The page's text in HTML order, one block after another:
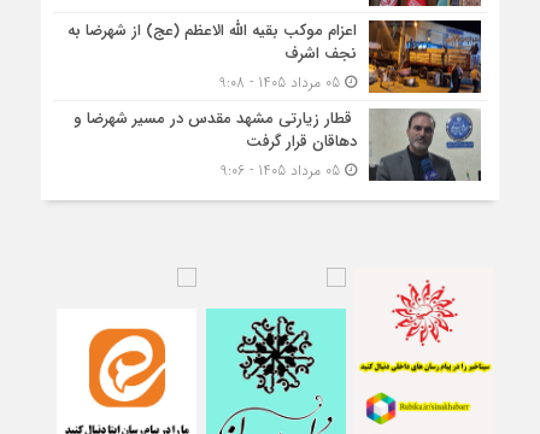
اعزام موکب بقیه الله الاعظم (عج) از شهرضا به
نجف اشرف
05 مرداد 1405 - 9:08
قطار زیارتی مشهد مقدس در مسیر شهرضا و
دهاقان قرار گرفت
05 مرداد 1405 - 9:06